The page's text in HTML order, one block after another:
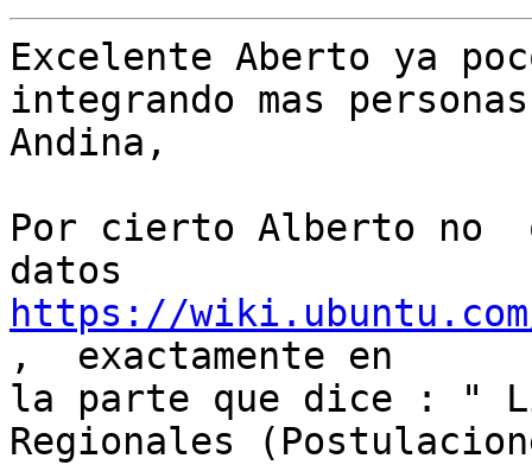
Excelente Aberto ya
integrando mas
Andina,
Por cierto Alberto no
https://wiki.ubuntu.com/
,  exactamente en
la parte que dice : "
Regionales